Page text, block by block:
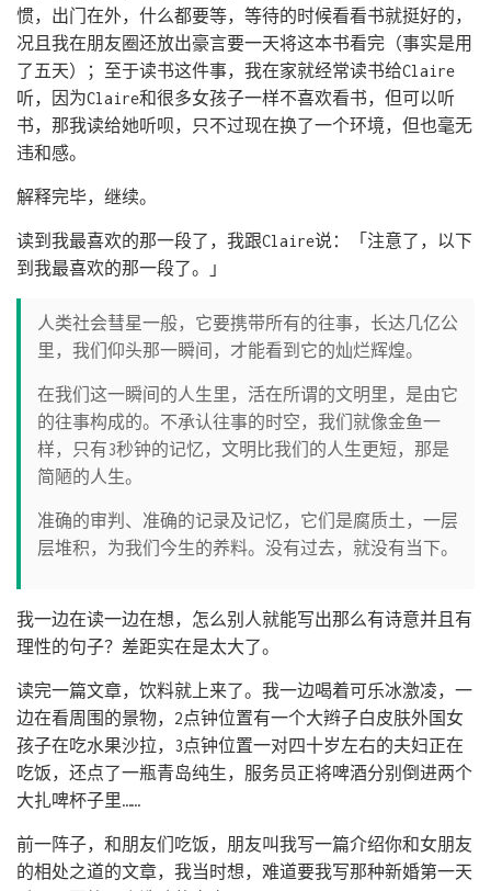
惯，出门在外，什么都要等，等待的时候看看书就挺好的，
况且我在朋友圈还放出豪言要一天将这本书看完（事实是用
了五天）；至于读书这件事，我在家就经常读书给Claire
听，因为Claire和很多女孩子一样不喜欢看书，但可以听
书，那我读给她听呗，只不过现在换了一个环境，但也毫无
违和感。
解释完毕，继续。
读到我最喜欢的那一段了，我跟Claire说：「注意了，以下
到我最喜欢的那一段了。」
人类社会彗星一般，它要携带所有的往事，长达几亿公
里，我们仰头那一瞬间，才能看到它的灿烂辉煌。
在我们这一瞬间的人生里，活在所谓的文明里，是由它
的往事构成的。不承认往事的时空，我们就像金鱼一
样，只有3秒钟的记忆，文明比我们的人生更短，那是
简陋的人生。
准确的审判、准确的记录及记忆，它们是腐质土，一层
层堆积，为我们今生的养料。没有过去，就没有当下。
我一边在读一边在想，怎么别人就能写出那么有诗意并且有
理性的句子？差距实在是太大了。
读完一篇文章，饮料就上来了。我一边喝着可乐冰激凌，一
边在看周围的景物，2点钟位置有一个大辫子白皮肤外国女
孩子在吃水果沙拉，3点钟位置一对四十岁左右的夫妇正在
吃饭，还点了一瓶青岛纯生，服务员正将啤酒分别倒进两个
大扎啤杯子里……
前一阵子，和朋友们吃饭，朋友叫我写一篇介绍你和女朋友
的相处之道的文章，我当时想，难道要我写那种新婚第一天